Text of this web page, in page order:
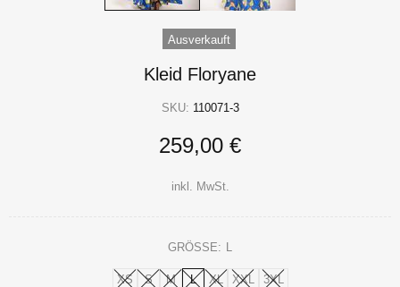
Ausverkauft
Kleid Floryane
SKU: 110071-3
259,00 €
inkl. MwSt.
GRÖSSE: L
XS S M L XL XXL 3XL